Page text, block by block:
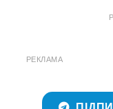
РЕКЛАМА